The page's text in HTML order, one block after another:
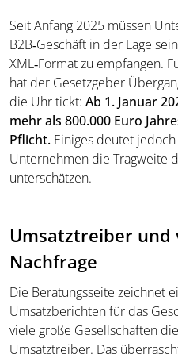
Seit Anfang 2025 müssen
B2B‑Geschäft in der Lage
XML‑Format zu empfangen.
hat der Gesetzgeber
die Uhr tickt: Ab 1. Januar
mehr als 800.000 Euro
Pflicht. Einiges deutet
Unternehmen die Tragweite
unterschätzen.
Umsatztreiber und
Nachfrage
Die Beratungsseite zeichnet
Umsatzberichten für das
viele große Gesellschaften
Umsatztreiber. Das